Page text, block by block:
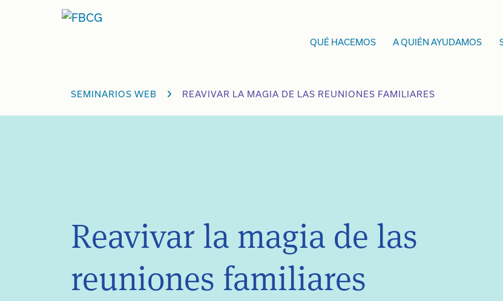
QUÉ HACEMOS A QUIÉN AYUDAMOS
SEMINARIOS WEB REAVIVAR LA MAGIA DE LAS REUNIONES FAMILIARES
Reavivar la magia de las
reuniones familiares